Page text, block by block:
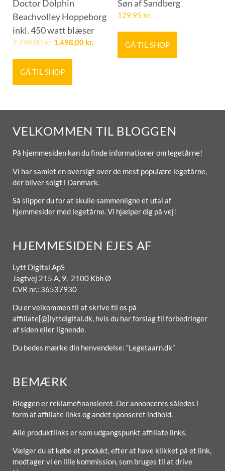
Doctor Dolphin
Beachvolley Hoppeborg
inkl. 450 watt blæser
2.298,00kr. 1.498,00 kr.
GÅ TIL SHOP
Søn af Sandberg
129,95 kr.
GÅ TIL SHOP
VELKOMMEN TIL BLOGGEN
På hjemmesiden kan du finde informationer om legetårne!
Vi har samlet en oversigt over de mest populære legetårne,
der bliver solgt i Danmark.
Så slipper du for at skulle sammenligne et utal af
hjemmesider med legetårne. Vi hjælper dig på vej!
HJEMMESIDEN EJES AF
Lytt Digital ApS
Jagtvej 215 A, 9. 2100 Kbh Ø
CVR nr.: 36537930
Du er velkommen til at skrive til os på
affiliate[@]lyttdigital.dk, hvis du har forslag til forbedringer
af siden eller lignende.
Du bedes mærke din henvendelse: “Legetaarn.dk”
BEMÆRK
Bloggen er reklamefinansieret. Der annonceres således i
form af affiliate links og andet sponseret indhold.
Alle produktlinks er som udgangspunkt affiliate links.
Vælger du at købe et produkt, efter at have klikket på et link,
modtager vi en lille kommission, som bruges til at drive